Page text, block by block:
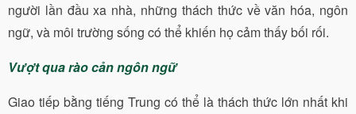
người lần đầu xa nhà, những thách thức về văn hóa, ngôn
ngữ, và môi trường sống có thể khiến họ cảm thấy bối rối.
Vượt qua rào cản ngôn ngữ
Giao tiếp bằng tiếng Trung có thể là thách thức lớn nhất khi